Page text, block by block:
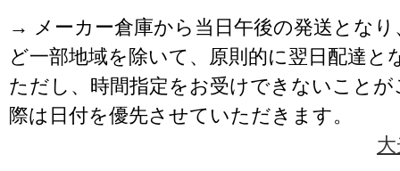
→ メーカー倉庫から当日午後の発送となり
ど一部地域を除いて、原則的に翌日配達と
ただし、時間指定をお受けできないこと
際は日付を優先させていただきます。